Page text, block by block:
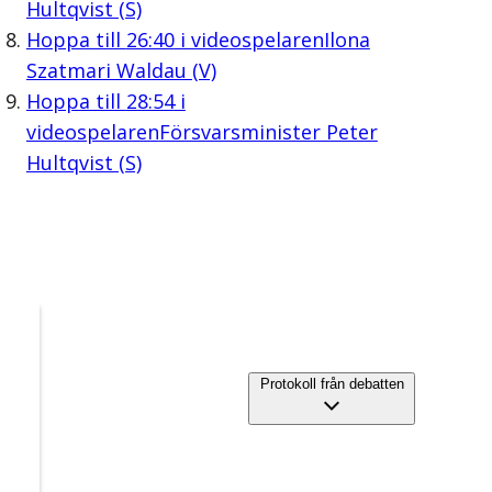
Hultqvist (S)
Hoppa till 26:40i videospelarenIlona
Szatmari Waldau (V)
Hoppa till 28:54i
videospelarenFörsvarsminister Peter
Hultqvist (S)
Protokoll från debatten